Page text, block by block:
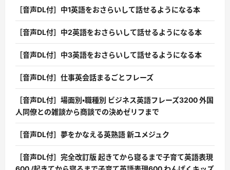
［音声DL付］中1英語をおさらいして話せるようになる本
［音声DL付］中2英語をおさらいして話せるようになる本
［音声DL付］中3英語をおさらいして話せるようになる本
［音声DL付］仕事英会話まるごとフレーズ
［音声DL付］場面別・職種別 ビジネス英語フレーズ3200 外国
人同僚との雑談から商談での決めゼリフまで
［音声DL付］夢をかなえる英熟語 新ユメジュク
［音声DL付］完全改訂版 起きてから寝るまで子育て英語表現